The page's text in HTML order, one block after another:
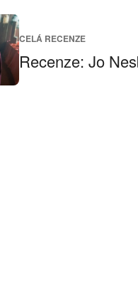
CELÁ RECENZE
Recenze: Jo